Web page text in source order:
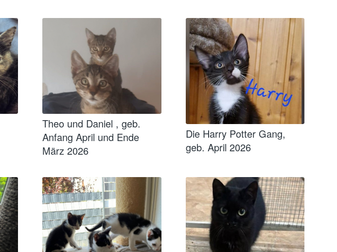
Theo und Daniel , geb.
Anfang April und Ende
März 2026
Die Harry Potter Gang,
geb. April 2026